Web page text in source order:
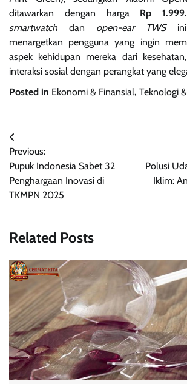
ditawarkan dengan harga Rp
smartwatch dan open-ear TWSini
menargetkan pengguna yang ingin
aspek kehidupan mereka dari
interaksi sosial dengan perangkat yang
Posted in Ekonomi & Finansial, Teknologi
Navigasi
pos
Previous:
Pupuk Indonesia Sabet 32
Penghargaan Inovasi di
TKMPN 2025
Polusi
Iklim:
Related Posts